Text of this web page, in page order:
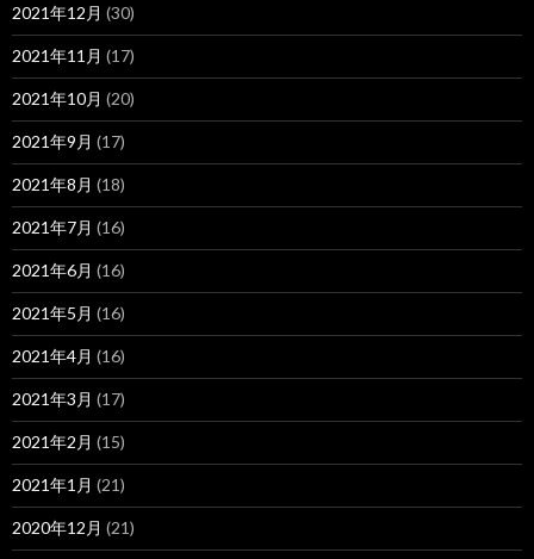
2021年12月 (30)
2021年11月 (17)
2021年10月 (20)
2021年9月 (17)
2021年8月 (18)
2021年7月 (16)
2021年6月 (16)
2021年5月 (16)
2021年4月 (16)
2021年3月 (17)
2021年2月 (15)
2021年1月 (21)
2020年12月 (21)